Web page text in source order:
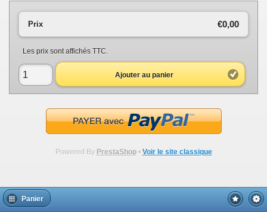
€0,00
Prix
Les prix sont affichés TTC.
Ajouter au panier
Powered By PrestaShop• Voir le site classique
Panier